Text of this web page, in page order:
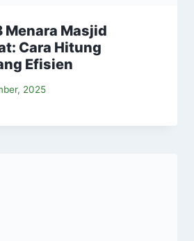
Menara Masjid
Cara Hitung
Efisien
2025